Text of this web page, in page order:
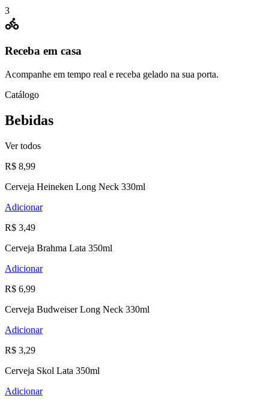
3
Receba em casa
Acompanhe em tempo real e receba gelado na sua porta.
Catálogo
Bebidas
Ver todos
R$ 8,99
Cerveja Heineken Long Neck 330ml
Adicionar
R$ 3,49
Cerveja Brahma Lata 350ml
Adicionar
R$ 6,99
Cerveja Budweiser Long Neck 330ml
Adicionar
R$ 3,29
Cerveja Skol Lata 350ml
Adicionar